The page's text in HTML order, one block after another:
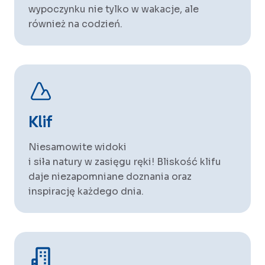
wypoczynku nie tylko w wakacje, ale
również na codzień.
Klif
Niesamowite widoki
i siła natury w zasięgu ręki! Bliskość klifu
daje niezapomniane doznania oraz
inspirację każdego dnia.